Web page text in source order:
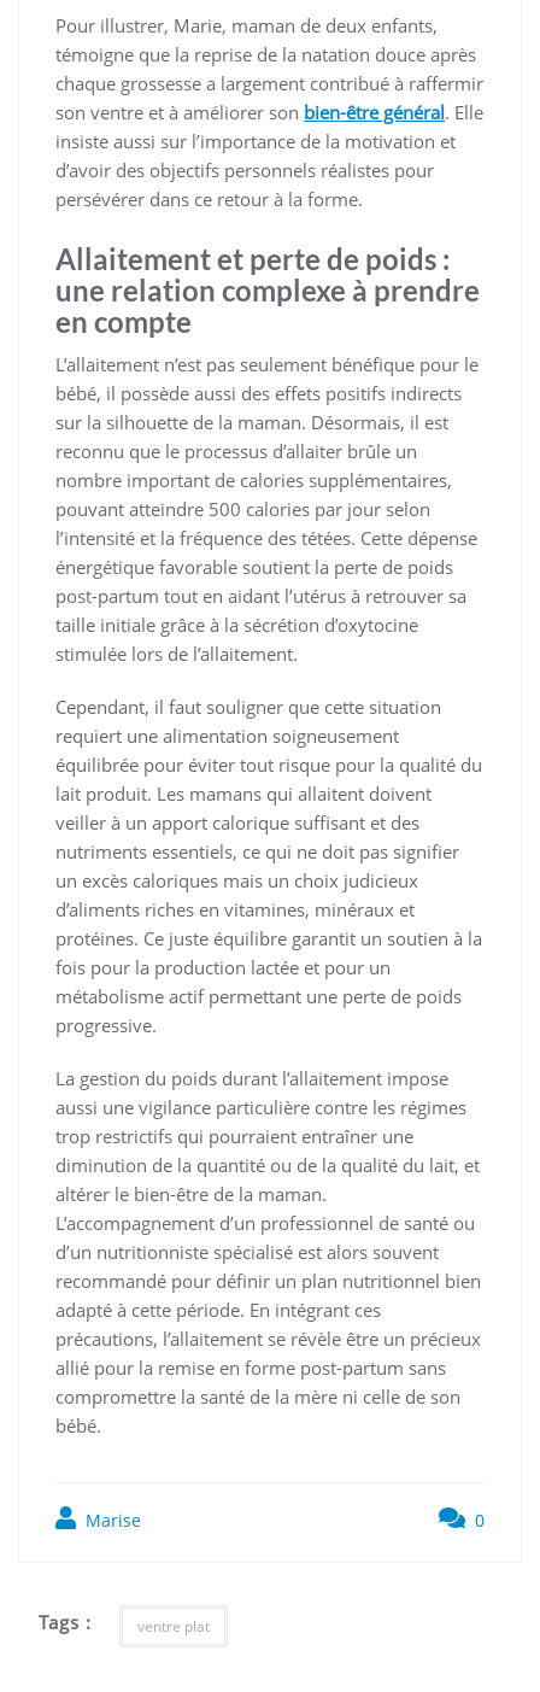
Pour illustrer, Marie, maman de deux enfants,
témoigne que la reprise de la natation douce après
chaque grossesse a largement contribué à raffermir
son ventre et à améliorer son bien-être général. Elle
insiste aussi sur l’importance de la motivation et
d’avoir des objectifs personnels réalistes pour
persévérer dans ce retour à la forme.
Allaitement et perte de poids :
une relation complexe à prendre
en compte
L’allaitement n’est pas seulement bénéfique pour le
bébé, il possède aussi des effets positifs indirects
sur la silhouette de la maman. Désormais, il est
reconnu que le processus d’allaiter brûle un
nombre important de calories supplémentaires,
pouvant atteindre 500 calories par jour selon
l’intensité et la fréquence des tétées. Cette dépense
énergétique favorable soutient la perte de poids
post-partum tout en aidant l’utérus à retrouver sa
taille initiale grâce à la sécrétion d’oxytocine
stimulée lors de l’allaitement.
Cependant, il faut souligner que cette situation
requiert une alimentation soigneusement
équilibrée pour éviter tout risque pour la qualité du
lait produit. Les mamans qui allaitent doivent
veiller à un apport calorique suffisant et des
nutriments essentiels, ce qui ne doit pas signifier
un excès caloriques mais un choix judicieux
d’aliments riches en vitamines, minéraux et
protéines. Ce juste équilibre garantit un soutien à la
fois pour la production lactée et pour un
métabolisme actif permettant une perte de poids
progressive.
La gestion du poids durant l’allaitement impose
aussi une vigilance particulière contre les régimes
trop restrictifs qui pourraient entraîner une
diminution de la quantité ou de la qualité du lait, et
altérer le bien-être de la maman.
L’accompagnement d’un professionnel de santé ou
d’un nutritionniste spécialisé est alors souvent
recommandé pour définir un plan nutritionnel bien
adapté à cette période. En intégrant ces
précautions, l’allaitement se révèle être un précieux
allié pour la remise en forme post-partum sans
compromettre la santé de la mère ni celle de son
bébé.
Marise 0
Tags : ventre plat